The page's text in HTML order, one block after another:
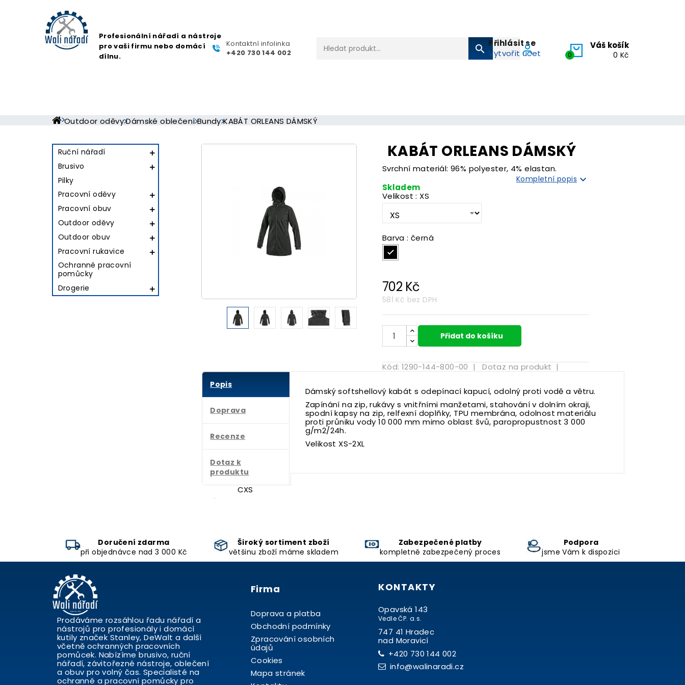
Profesionální nářadí a nástroje
pro vaši firmu nebo domácí
dílnu.
Kontaktní infolinka
+420 730 144 002
search Přihlásit se
Vytvořit účet
0
Váš košík
0 Kč
Outdoor oděvy Dámské oblečení Bundy KABÁT ORLEANS DÁMSKÝ
Ruční nářadí 
Brusivo 
Pilky
Pracovní oděvy

Pracovní obuv 
Outdoor oděvy 
Outdoor obuv 
Pracovní rukavice 
Ochranné pracovní
pomůcky
Drogerie

KABÁT ORLEANS DÁMSKÝ
Svrchní materiál: 96% polyester, 4% elastan.
Kompletní popis
Skladem
Velikost : XS
Barva : černá
černá
702 Kč
581 Kč bez DPH
Přidat do košíku
Kód: 1290-144-800-00 |Dotaz na produkt |
Popis
Doprava
Recenze
Dotaz k
produktu
Dámský softshellový kabát s odepínací kapucí, odolný proti vodě a větru.
Zapínání na zip, rukávy s vnitřními manžetami, stahování v dolním okraji,
spodní kapsy na zip, relfexní doplňky, TPU membrána, odolnost materiálu
proti průniku vody 10 000 mm mimo oblast švů, paropropustnost 3 000
g/m2/24h.
Velikost XS-2XL
CXS
Doručení zdarma
při objednávce nad 3 000 Kč
Široký sortiment zboží
většinu zboží máme skladem
Zabezpečené platby
kompletně zabezpečený proces
Podpora
jsme Vám k dispozici
Prodáváme rozsáhlou řadu nářadí a
nástrojů pro profesionály i domácí
kutily značek Stanley, DeWalt a další
včetně ochranných pracovních
pomůcek. Nabízíme brusivo, ruční
nářadí, závitořezné nástroje, oblečení
a obuv pro volný čas. Specialisté na
ochranné a pracovní pomůcky pro
Firma
Doprava a platba
Obchodní podmínky
Zpracování osobních
údajů
Cookies
Mapa stránek
KONTAKTY
Opavská 143
Vedle ČP. a.s.
747 41 Hradec
nad Moravicí
+420 730 144 002
info@walinaradi.cz